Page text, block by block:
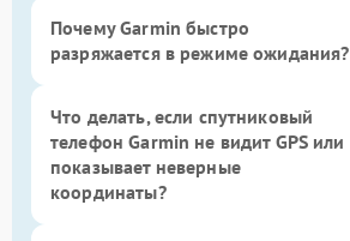
Почему Garmin быстро
разряжается в режиме ожидания?
Что делать, если спутниковый
телефон Garmin не видит GPS или
показывает неверные
координаты?